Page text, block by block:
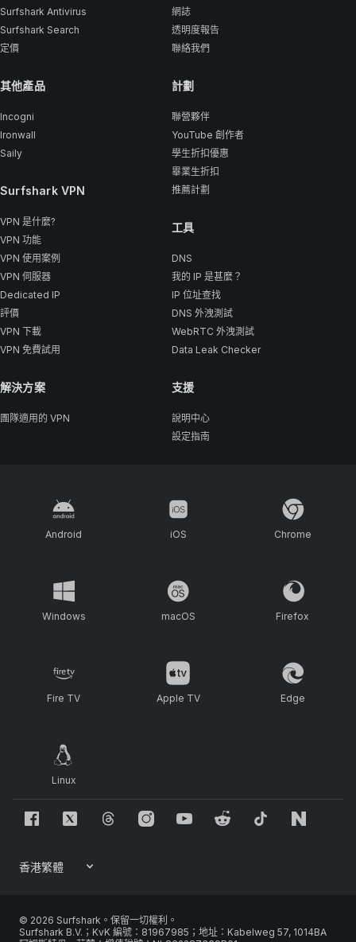
Surfshark Antivirus
Surfshark Search
定價
其他產品
Incogni
Ironwall
Saily
Surfshark VPN
VPN 是什麼?
VPN 功能
VPN 使用案例
VPN 伺服器
Dedicated IP
評價
VPN 下載
VPN 免費試用
解決方案
團隊適用的 VPN
網誌
透明度報告
聯絡我們
計劃
聯營夥伴
YouTube 創作者
學生折扣優惠
畢業生折扣
推薦計劃
工具
DNS
我的 IP 是甚麼？
IP 位址查找
DNS 外洩測試
WebRTC 外洩測試
Data Leak Checker
支援
說明中心
設定指南
Android iOS Chrome
Windows macOS Firefox
Fire TV Apple TV Edge
Linux
© 2026 Surfshark。保留一切權利。
Surfshark B.V.；KvK 編號：81967985；地址：Kabelweg 57, 1014BA